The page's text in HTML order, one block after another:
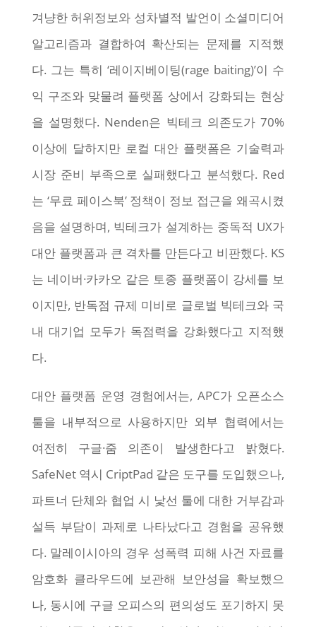
겨냥한 허위정보와 성차별적 발언이 소셜미디어
알고리즘과 결합하여 확산되는 문제를 지적했
다. 그는 특히 ‘레이지베이팅(rage baiting)’이 수
익 구조와 맞물려 플랫폼 상에서 강화되는 현상
을 설명했다. Nenden은 빅테크 의존도가 70%
이상에 달하지만 로컬 대안 플랫폼은 기술력과
시장 준비 부족으로 실패했다고 분석했다. Red
는 ‘무료 페이스북’ 정책이 정보 접근을 왜곡시켰
음을 설명하며, 빅테크가 설계하는 중독적 UX가
대안 플랫폼과 큰 격차를 만든다고 비판했다. KS
는 네이버·카카오 같은 토종 플랫폼이 강세를 보
이지만, 반독점 규제 미비로 글로벌 빅테크와 국
내 대기업 모두가 독점력을 강화했다고 지적했
다.
대안 플랫폼 운영 경험에서는, APC가 오픈소스
툴을 내부적으로 사용하지만 외부 협력에서는
여전히 구글·줌 의존이 발생한다고 밝혔다.
SafeNet 역시 CriptPad 같은 도구를 도입했으나,
파트너 단체와 협업 시 낯선 툴에 대한 거부감과
설득 부담이 과제로 나타났다고 경험을 공유했
다. 말레이시아의 경우 성폭력 피해 사건 자료를
암호화 클라우드에 보관해 보안성을 확보했으
나, 동시에 구글 오피스의 편의성도 포기하지 못